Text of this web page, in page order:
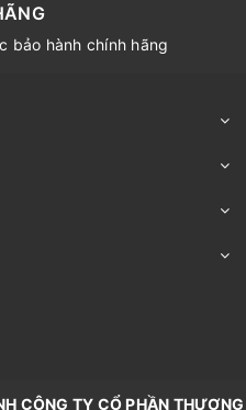
bảo hành chính hãng
CÔNG TY CỔ PHẦN THƯƠNG